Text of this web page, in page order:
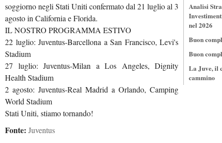
Analisi
nel 2026
Buon
Buon
La Juve, il
cammino
soggiorno negli Stati Uniti confermato dal 21 luglio al 3
agosto in California e Florida.
IL NOSTRO PROGRAMMA ESTIVO
22 luglio: Juventus-Barcellona a San Francisco, Levi's
Stadium
27 luglio: Juventus-Milan a Los Angeles, Dignity
Health Stadium
2 agosto: Juventus-Real Madrid a Orlando, Camping
World Stadium
Stati Uniti, stiamo tornando!
Fonte: Juventus